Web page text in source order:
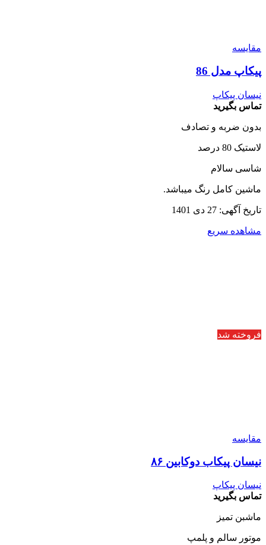
مقایسه
پیکاپ مدل 86
نیسان پیکاپ
تماس بگیرید
بدون ضربه و تصادف
لاستیک 80 درصد
شاسی سالام
ماشین کامل رنگ میباشد.
تاریخ آگهی: 27 دی 1401
مشاهده سریع
فروخته شد
مقایسه
نیسان پیکاب دوکابین ۸۶
نیسان پیکاپ
تماس بگیرید
ماشبن تمیز
موتور سالم و پلمپ